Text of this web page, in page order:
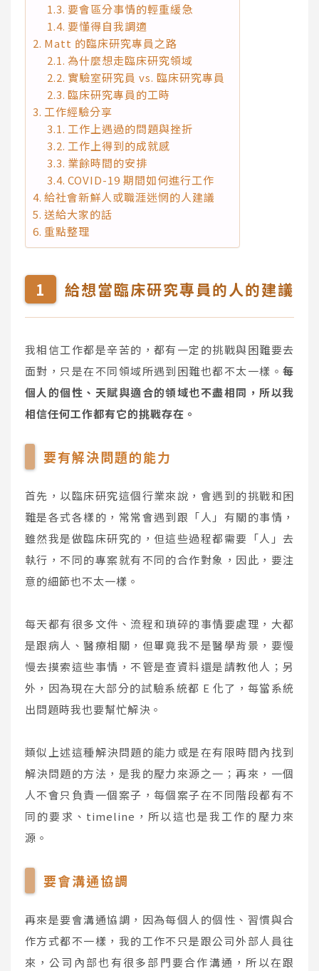
要會區分事情的輕重緩急
要懂得自我調適
Matt 的臨床研究專員之路
為什麼想走臨床研究領域
實驗室研究員 vs. 臨床研究專員
臨床研究專員的工時
工作經驗分享
工作上遇過的問題與挫折
工作上得到的成就感
業餘時間的安排
COVID-19 期間如何進行工作
給社會新鮮人或職涯迷惘的人建議
送給大家的話
重點整理
給想當臨床研究專員的人的建議
我相信工作都是辛苦的，都有一定的挑戰與困難要去
面對，只是在不同領域所遇到困難也都不太一樣。 每
個人的個性、天賦與適合的領域也不盡相同，所以我
相信任何工作都有它的挑戰存在。
要有解決問題的能力
首先，以臨床研究這個行業來說，會遇到的挑戰和困
難是各式各樣的，常常會遇到跟「人」有關的事情，
雖然我是做臨床研究的，但這些過程都需要「人」去
執行，不同的專案就有不同的合作對象，因此，要注
意的細節也不太一樣。
每天都有很多文件、流程和瑣碎的事情要處理，大都
是跟病人、醫療相關，但畢竟我不是醫學背景，要慢
慢去摸索這些事情，不管是查資料還是請教他人；另
外，因為現在大部分的試驗系統都 E 化了，每當系統
出問題時我也要幫忙解決。
類似上述這種解決問題的能力或是在有限時間內找到
解決問題的方法，是我的壓力來源之一；再來，一個
人不會只負責一個案子，每個案子在不同階段都有不
同的要求、timeline，所以這也是我工作的壓力來
源。
要會溝通協調
再來是要會溝通協調，因為每個人的個性、習慣與合
作方式都不一樣，我的工作不只是跟公司外部人員往
來，公司內部也有很多部門要合作溝通，所以在跟